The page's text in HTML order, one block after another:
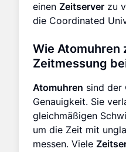
einen Zeitserver zu
die Coordinated
Wie Atomuhren
Zeitmessung
Atomuhren sind der
Genauigkeit. Sie
gleichmäßigen
um die Zeit mit
messen. Viele